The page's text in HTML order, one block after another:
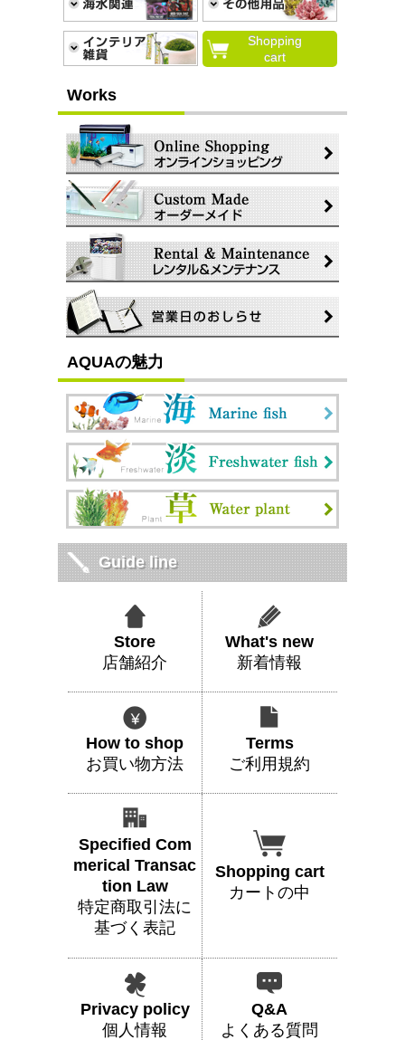
Shopping
cart
Works
AQUAの魅力
Guide line
Store
店舗紹介
What's new
新着情報
How to shop
お買い物方法
Terms
ご利用規約
Specified Com
merical Transac
tion Law
特定商取引法に
基づく表記
Shopping cart
カートの中
Privacy policy
個人情報
Q&A
よくある質問